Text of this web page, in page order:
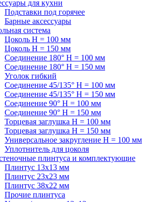
для кухни
Подставки под горячее
Барные аксессуары
система
Цоколь H = 100 мм
Цоколь H = 150 мм
Соединение 180° H = 100 мм
Соединение 180° H = 150 мм
Уголок гибкий
Соединение 45/135° H = 100 мм
Соединение 45/135° H = 150 мм
Соединение 90° H = 100 мм
Соединение 90° H = 150 мм
Торцевая заглушка H = 100 мм
Торцевая заглушка H = 150 мм
Универсальное закругление H = 100 мм
Уплотнитель для цоколя
плинтуса и комплектующие
Плинтус 13х13 мм
Плинтус 23х23 мм
Плинтус 38х22 мм
Прочие плинтуса